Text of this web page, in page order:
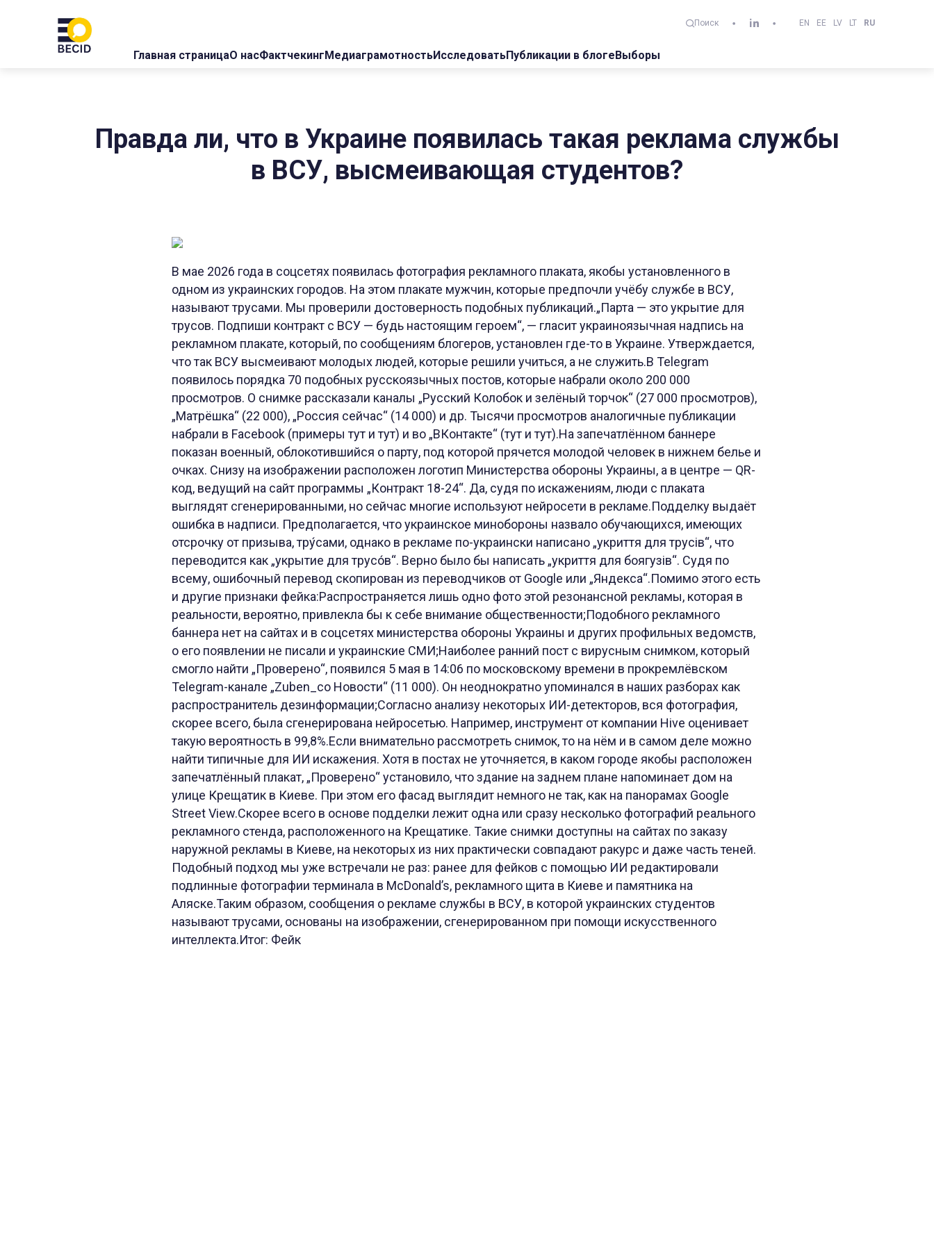
Поиск EN EE LV LT RU
Главная страницаО насФактчекингМедиаграмотностьИсследоватьПубликации в блогеВыборы
Правда ли, что в Украине появилась такая реклама службы
в ВСУ, высмеивающая студентов?
В мае 2026 года в соцсетях появилась фотография рекламного плаката, якобы установленного в
одном из украинских городов. На этом плакате мужчин, которые предпочли учёбу службе в ВСУ,
называют трусами. Мы проверили достоверность подобных публикаций.„Парта — это укрытие для
трусов. Подпиши контракт с ВСУ — будь настоящим героем“, — гласит украиноязычная надпись на
рекламном плакате, который, по сообщениям блогеров, установлен где-то в Украине. Утверждается,
что так ВСУ высмеивают молодых людей, которые решили учиться, а не служить.В Telegram
появилось порядка 70 подобных русскоязычных постов, которые набрали около 200 000
просмотров. О снимке рассказали каналы „Русский Колобок и зелёный торчок“ (27 000 просмотров),
„Матрёшка“ (22 000), „Россия сейчас“ (14 000) и др. Тысячи просмотров аналогичные публикации
набрали в Facebook (примеры тут и тут) и во „ВКонтакте“ (тут и тут).На запечатлённом баннере
показан военный, облокотившийся о парту, под которой прячется молодой человек в нижнем белье и
очках. Снизу на изображении расположен логотип Министерства обороны Украины, а в центре — QR-
код, ведущий на сайт программы „Контракт 18-24“. Да, судя по искажениям, люди с плаката
выглядят сгенерированными, но сейчас многие используют нейросети в рекламе.Подделку выдаёт
ошибка в надписи. Предполагается, что украинское минобороны назвало обучающихся, имеющих
отсрочку от призыва, тру́сами, однако в рекламе по-украински написано „укриття для трусів“, что
переводится как „укрытие для трусо́в“. Верно было бы написать „укриття для боягузів“. Судя по
всему, ошибочный перевод скопирован из переводчиков от Google или „Яндекса“.Помимо этого есть
и другие признаки фейка:Распространяется лишь одно фото этой резонансной рекламы, которая в
реальности, вероятно, привлекла бы к себе внимание общественности;Подобного рекламного
баннера нет на сайтах и в соцсетях министерства обороны Украины и других профильных ведомств,
о его появлении не писали и украинские СМИ;Наиболее ранний пост с вирусным снимком, который
смогло найти „Проверено“, появился 5 мая в 14:06 по московскому времени в прокремлёвском
Telegram-канале „Zuben_co Новости“ (11 000). Он неоднократно упоминался в наших разборах как
распространитель дезинформации;Согласно анализу некоторых ИИ-детекторов, вся фотография,
скорее всего, была сгенерирована нейросетью. Например, инструмент от компании Hive оценивает
такую вероятность в 99,8%.Если внимательно рассмотреть снимок, то на нём и в самом деле можно
найти типичные для ИИ искажения. Хотя в постах не уточняется, в каком городе якобы расположен
запечатлённый плакат, „Проверено“ установило, что здание на заднем плане напоминает дом на
улице Крещатик в Киеве. При этом его фасад выглядит немного не так, как на панорамах Google
Street View.Скорее всего в основе подделки лежит одна или сразу несколько фотографий реального
рекламного стенда, расположенного на Крещатике. Такие снимки доступны на сайтах по заказу
наружной рекламы в Киеве, на некоторых из них практически совпадают ракурс и даже часть теней.
Подобный подход мы уже встречали не раз: ранее для фейков с помощью ИИ редактировали
подлинные фотографии терминала в McDonald’s, рекламного щита в Киеве и памятника на
Аляске.Таким образом, сообщения о рекламе службы в ВСУ, в которой украинских студентов
называют трусами, основаны на изображении, сгенерированном при помощи искусственного
интеллекта.Итог: Фейк